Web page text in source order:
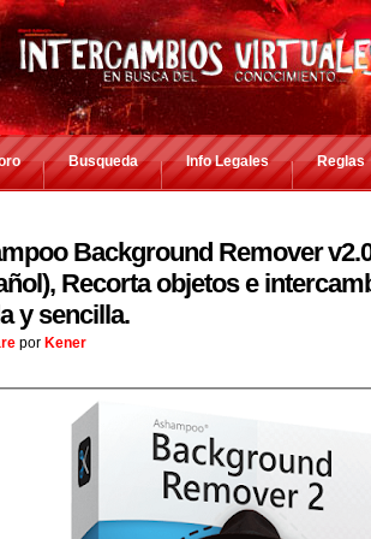
Busqueda Info Legales Reglas
Background Remover⁠
Recorta objetos e
y sencilla.
por Kener